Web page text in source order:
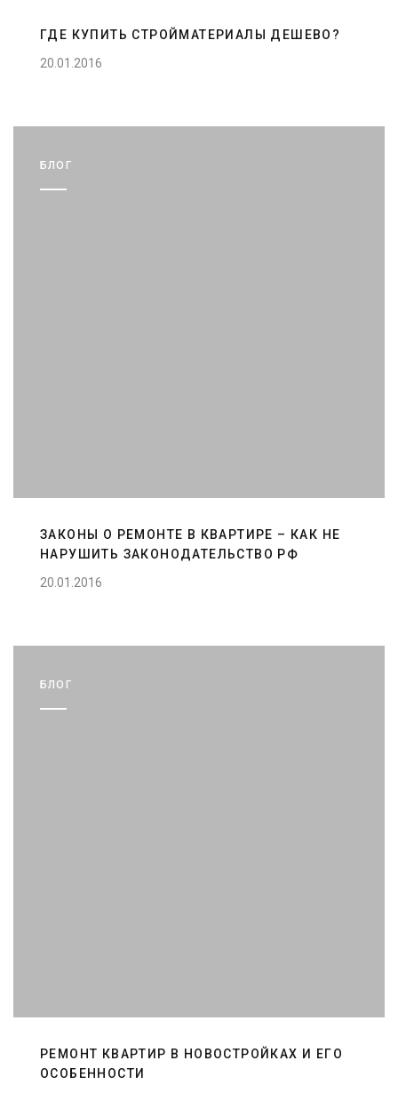
ГДЕ КУПИТЬ СТРОЙМАТЕРИАЛЫ ДЕШЕВО?
20.01.2016
БЛОГ
ЗАКОНЫ О РЕМОНТЕ В КВАРТИРЕ – КАК НЕ
НАРУШИТЬ ЗАКОНОДАТЕЛЬСТВО РФ
20.01.2016
БЛОГ
РЕМОНТ КВАРТИР В НОВОСТРОЙКАХ И ЕГО
ОСОБЕННОСТИ